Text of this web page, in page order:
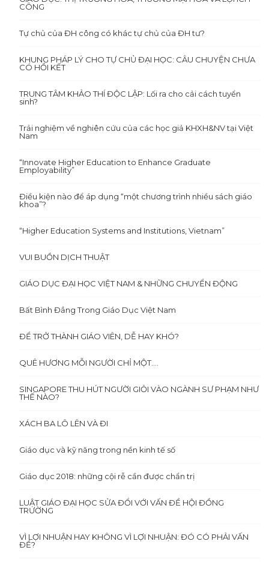
CÔNG
Tự chủ của ĐH công có khác tự chủ của ĐH tư?
KHUNG PHÁP LÝ CHO TỰ CHỦ ĐẠI HỌC: CÂU CHUYỆN CHƯA
CÓ HỒI KẾT
TRUNG TÂM KHẢO THÍ ĐỘC LẬP: Lối ra cho cải cách tuyển
sinh?
Trải nghiệm về nghiên cứu của các học giả KHXH&NV tại Việt
Nam
“Innovate Higher Education to Enhance Graduate
Employability”
Điều kiện nào để áp dụng “một chương trình nhiều sách giáo
khoa”?
“Higher Education Systems and Institutions, Vietnam”
VUI BUỒN DỊCH THUẬT
GIÁO DỤC ĐẠI HỌC VIỆT NAM & NHỮNG CHUYỂN ĐỘNG
Bất Bình Đẳng Trong Giáo Dục Việt Nam
ĐỂ TRỞ THÀNH GIÁO VIÊN, DỄ HAY KHÓ?
QUÊ HƯƠNG MỖI NGƯỜI CHỈ MỘT….
SINGAPORE THU HÚT NGƯỜI GIỎI VÀO NGÀNH SƯ PHẠM NHƯ
THẾ NÀO?
XÁCH BA LÔ LÊN VÀ ĐI
Giáo dục và kỹ năng trong nền kinh tế số
Giáo dục 2018: những cội rễ cần được chẩn trị
LUẬT GIÁO ĐẠI HỌC SỬA ĐỔI VỚI VẤN ĐỀ HỘI ĐỒNG
TRƯỜNG
VÌ LỢI NHUẬN HAY KHÔNG VÌ LỢI NHUẬN: ĐÓ CÓ PHẢI VẤN
ĐỀ?